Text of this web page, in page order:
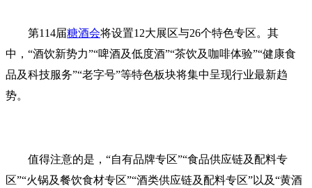
第114届糖酒会将设置12大展区与26个特色专区。其
中，“酒饮新势力”“啤酒及低度酒”“茶饮及咖啡体验”“健康食
品及科技服务”“老字号”等特色板块将集中呈现行业最新趋
势。
值得注意的是，“自有品牌专区”“食品供应链及配料专
区”“火锅及餐饮食材专区”“酒类供应链及配料专区”以及“黄酒